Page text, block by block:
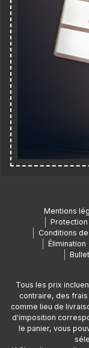
Mentions
Conditions
Élimination
Tous les prix
contraire, des
comme lieu de
d'imposition
le panier, vous